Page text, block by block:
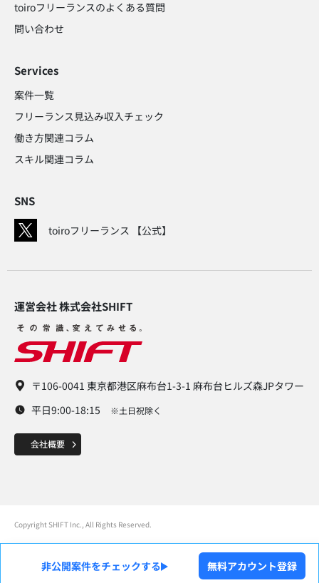
toiroフリーランスのよくある質問
問い合わせ​
Services
案件一覧
フリーランス見込み収入チェック​
働き方関連コラム​
スキル関連コラム​
SNS
toiroフリーランス 【公式】
運営会社 株式会社SHIFT​
〒106-0041 東京都港区麻布台1-3-1 麻布台ヒルズ森JPタワー
平日9:00-18:15
※土日祝除く
Copyright SHIFT Inc., All Rights Reserved.
非公開案件をチェックする 無料アカウント登録